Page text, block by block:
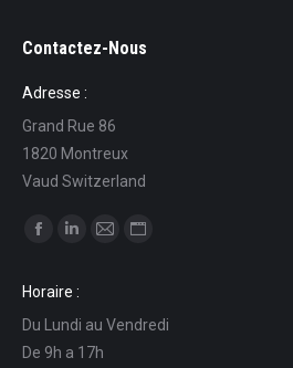
Contactez-Nous
Adresse :
Grand Rue 86
1820 Montreux
Vaud Switzerland
Find us on:
opens
in
new
opens
in
new
in
in
Horaire :
Du Lundi au Vendredi
De 9h a 17h